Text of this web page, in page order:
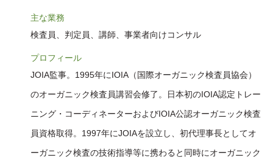
主な業務
検査員、判定員、講師、事業者向けコンサル
プロフィール
JOIA監事。1995年にIOIA（国際オーガニック検査員協会）
のオーガニック検査員講習会修了。日本初のIOIA認定トレー
ニング・コーディネーターおよびIOIA公認オーガニック検査
員資格取得。1997年にJOIAを設立し、初代理事長としてオ
ーガニック検査の技術指導等に携わると同時にオーガニック